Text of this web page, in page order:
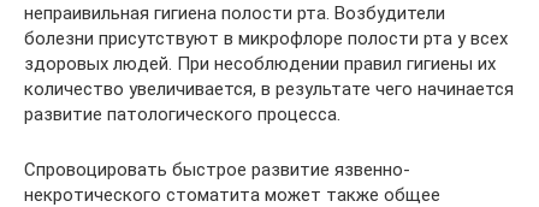
непраивильная гигиена полости рта. Возбудители
болезни присутствуют в микрофлоре полости рта у всех
здоровых людей. При несоблюдении правил гигиены их
количество увеличивается, в результате чего начинается
развитие патологического процесса.
Спровоцировать быстрое развитие язвенно-
некротического стоматита может также общее